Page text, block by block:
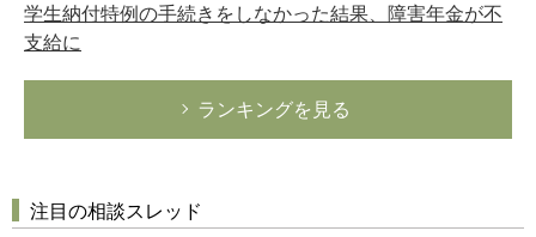
学生納付特例の手続きをしなかった結果、障害年金が不
支給に
ランキングを見る
注目の相談スレッド